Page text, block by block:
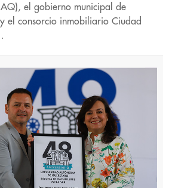
el gobierno municipal de
el consorcio inmobiliario Ciudad